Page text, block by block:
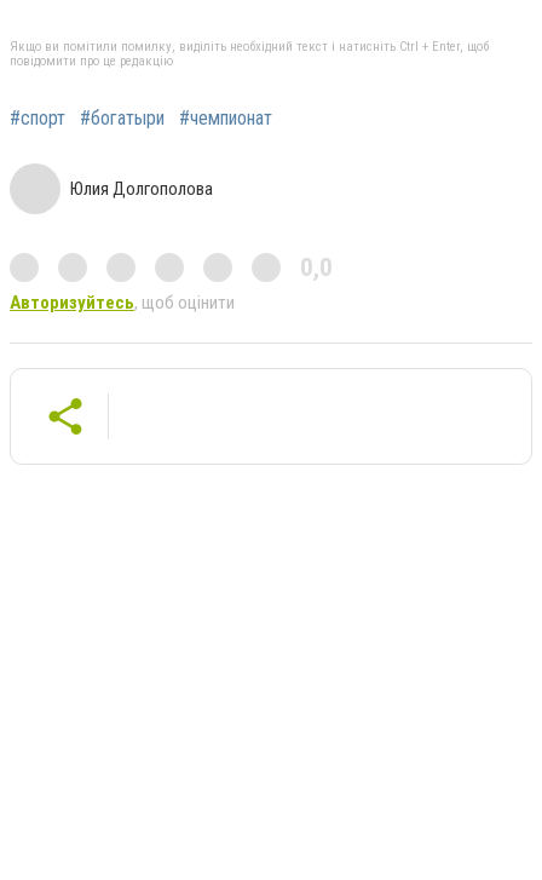
Якщо ви помітили помилку, виділіть необхідний текст і натисніть Ctrl + Enter, щоб
повідомити про це редакцію
#спорт #богатыри #чемпионат
Юлия Долгополова
0,0
Авторизуйтесь, щоб оцінити